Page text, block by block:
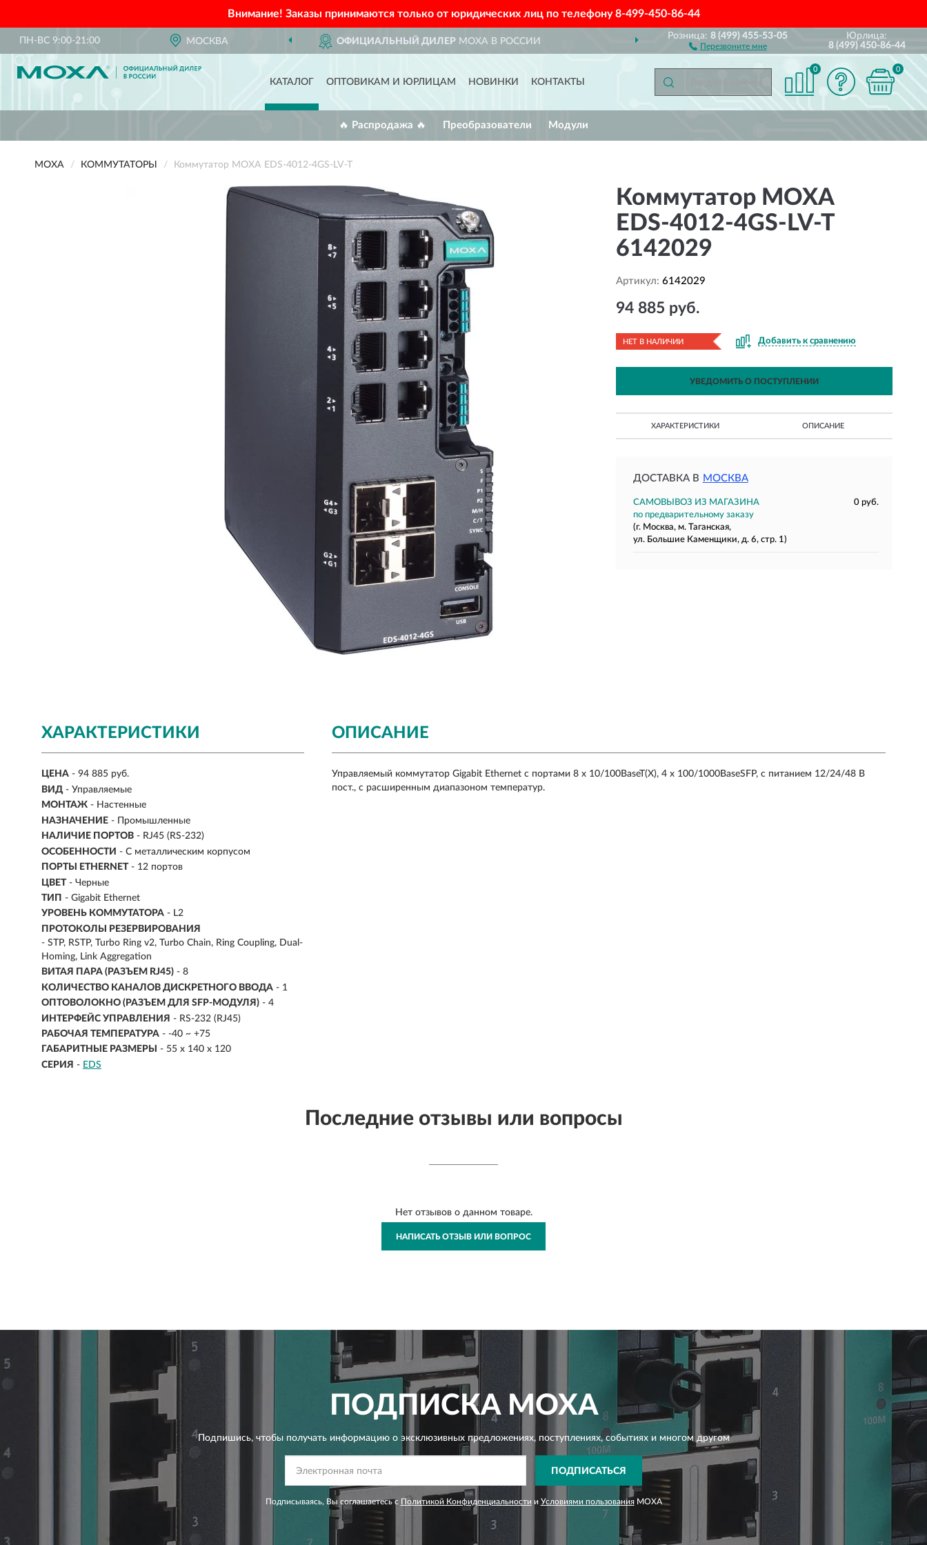
Внимание! Заказы принимаются только от юридических лиц по телефону8-499-450-86-44
ПН-ВС 9:00-21:00 МОСКВА
ОФИЦИАЛЬНЫЙ ДИЛЕР MOXA В РОССИИ ДОСТАВИМ ПО ВСЕЙ РОССИИ ПОЛНЫЙ
Розница:8 (499) 455-53-05
Перезвоните мне
Юрлица:
8 (499) 450-86-44
КАТАЛОГ ОПТОВИКАМ И ЮРЛИЦАМ НОВИНКИ КОНТАКТЫ
0 0
🔥 Распродажа 🔥 Преобразователи Модули
MOXA КОММУТАТОРЫ Коммутатор MOXA EDS-4012-4GS-LV-T
Коммутатор MOXA
EDS-4012-4GS-LV-T
6142029
Артикул: 6142029
94 885 руб.
НЕТ В НАЛИЧИИ Добавить к сравнению
УВЕДОМИТЬ О ПОСТУПЛЕНИИ
ХАРАКТЕРИСТИКИ ОПИСАНИЕ
ДОСТАВКА В МОСКВА
САМОВЫВОЗ ИЗ МАГАЗИНА
0 руб.
по предварительному заказу
(г. Москва, м. Таганская,
ул. Большие Каменщики, д. 6, стр. 1)
ХАРАКТЕРИСТИКИ
ЦЕНА - 94 885 руб.
ВИД - Управляемые
МОНТАЖ - Настенные
НАЗНАЧЕНИЕ - Промышленные
НАЛИЧИЕ ПОРТОВ - RJ45 (RS-232)
ОСОБЕННОСТИ - С металлическим корпусом
ПОРТЫ ETHERNET - 12 портов
ЦВЕТ - Черные
ТИП - Gigabit Ethernet
УРОВЕНЬ КОММУТАТОРА - L2
ПРОТОКОЛЫ РЕЗЕРВИРОВАНИЯ
- STP, RSTP, Turbo Ring v2, Turbo Chain, Ring Coupling, Dual-
Homing, Link Aggregation
ВИТАЯ ПАРА (РАЗЪЕМ RJ45) - 8
КОЛИЧЕСТВО КАНАЛОВ ДИСКРЕТНОГО ВВОДА - 1
ОПТОВОЛОКНО (РАЗЪЕМ ДЛЯ SFP-МОДУЛЯ) - 4
ИНТЕРФЕЙС УПРАВЛЕНИЯ - RS-232 (RJ45)
РАБОЧАЯ ТЕМПЕРАТУРА - -40 ~ +75
ГАБАРИТНЫЕ РАЗМЕРЫ
- 55 x 140 x 120
СЕРИЯ - EDS
ОПИСАНИЕ
Управляемый коммутатор Gigabit Ethernet c портами 8 x 10/100BaseT(X), 4 x 100/1000BaseSFP, с питанием 12/24/48 В
пост., с расширенным диапазоном температур.
Последние отзывы или вопросы
Нет отзывов о данном товаре.
НАПИСАТЬ ОТЗЫВ ИЛИ ВОПРОС
ПОДПИСКАMOXA
Подпишись, чтобы получать информацию о эксклюзивных предложениях,поступлениях, событиях и многом другом
ПОДПИСАТЬСЯ
Подписываясь, Вы соглашаетесь с Политикой Конфиденциальности и Условиями пользованияMOXA